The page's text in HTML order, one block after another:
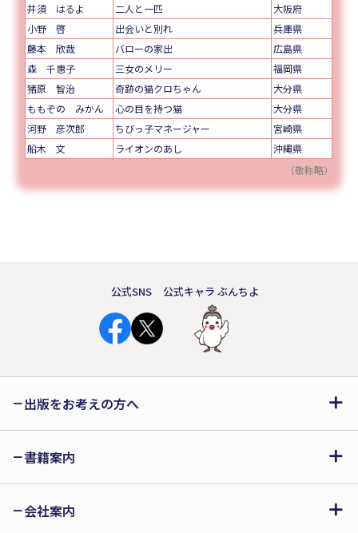
井須 はるよ
二人と一匹
大阪府
小野 啓
出会いと別れ
兵庫県
藤本 欣哉
バローの家出
広島県
森 千惠子
三女のメリー
福岡県
猪原 智治
奇跡の猫クロちゃん
大分県
ももぞの みかん
心の目を持つ猫
大分県
河野 彦次郎
ちびっ子マネージャー
宮崎県
船木 文
ライオンのあし
沖縄県
（敬称略）
公式SNS 公式キャラ ぶんちよ
出版をお考えの方へ
書籍案内
会社案内